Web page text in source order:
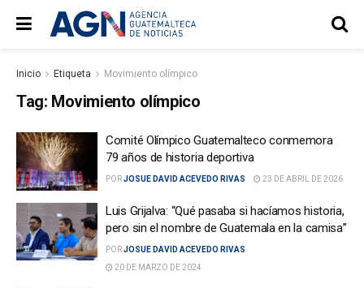
Inicio Etiqueta Movimiento olímpico
Tag: Movimiento olímpico
Comité Olímpico Guatemalteco conmemora
79 años de historia deportiva
PORJOSUE DAVID ACEVEDO RIVAS 23 DE ABRIL DE 2026
Luis Grijalva: “Qué pasaba si hacíamos historia,
pero sin el nombre de Guatemala en la camisa”
PORJOSUE DAVID ACEVEDO RIVAS
20 DE MARZO DE 2024